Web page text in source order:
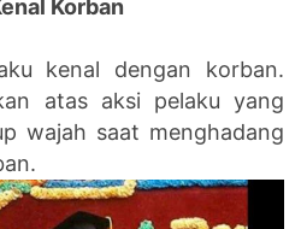
Korban
kenal dengan korban.
atas aksi pelaku yang
wajah saat menghadang